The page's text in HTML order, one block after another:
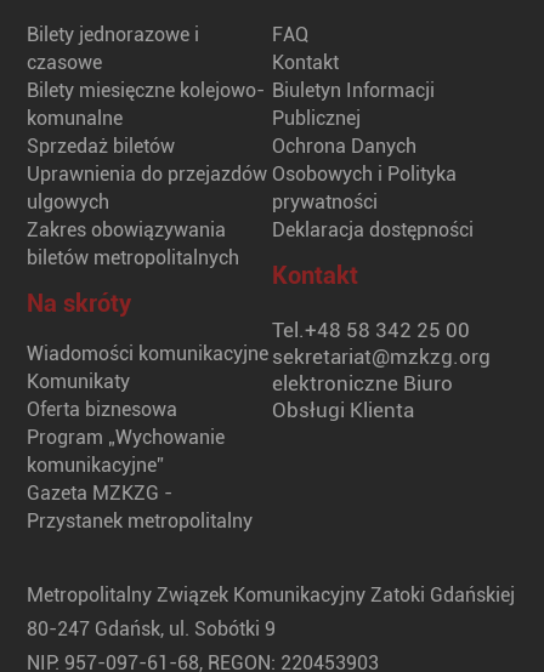
Bilety jednorazowe i
czasowe
Bilety miesięczne kolejowo-
komunalne
Sprzedaż biletów
Uprawnienia do przejazdów
ulgowych
Zakres obowiązywania
biletów metropolitalnych
Na skróty
Wiadomości komunikacyjne
Komunikaty
Oferta biznesowa
Program „Wychowanie
komunikacyjne”
Gazeta MZKZG -
Przystanek metropolitalny
FAQ
Kontakt
Biuletyn Informacji
Publicznej
Ochrona Danych
Osobowych i Polityka
prywatności
Deklaracja dostępności
Kontakt
Tel.+48 58 342 25 00
sekretariat@mzkzg.org
elektroniczne Biuro
Obsługi Klienta
Metropolitalny Związek Komunikacyjny Zatoki Gdańskiej
80-247 Gdańsk, ul. Sobótki 9
NIP: 957-097-61-68, REGON: 220453903